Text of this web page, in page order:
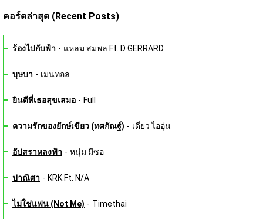
คอร์ดล่าสุด (Recent Posts)
ร้องไปกับฟ้า - แหลม สมพล Ft. D GERRARD
บุษบา - เมนทอล
ยินดีที่เธอสุขเสมอ - Full
ความรักของยักษ์เขียว (ทศกัณฐ์) - เดี่ยว ไออุ่น
อัปสราหลงฟ้า - หนุ่ม มีซอ
ปาณิศา - KRK Ft. N/A
ไม่ใช่แฟน (Not Me) - Timethai